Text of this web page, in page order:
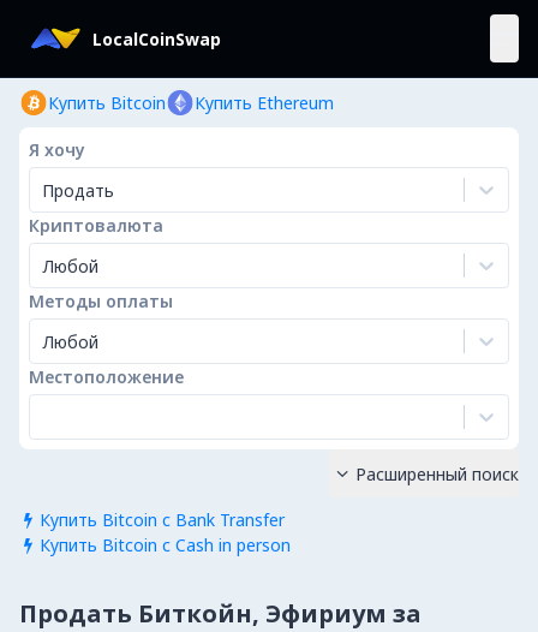
LocalCoinSwap
Купить Bitcoin Купить Ethereum
Я хочу
Продать
Криптовалюта
Любой
Методы оплаты
Любой
Местоположение
 Купить Bitcoin с Bank Transfer
 Купить Bitcoin с Cash in person
 Расширенный поиск
Продать Биткойн, Эфириум за